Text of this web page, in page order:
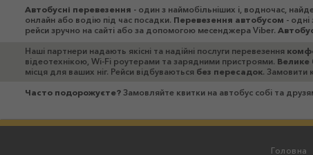
Автобусні перевезення - один з наймобільніших і, водночас,
онлайн або водію під час посадки. Перевезення автобусом - одні
рейси зручно на сайті або за допомогою месенджера Viber.
Наші партнери надають якісні та надійні послуги перевезення
відеотехнікою, Wi-Fi роутерами та зарядними пристроями. Велике
місця для ваших ніг. Рейси відбуваються без пересадок. Замовити
Часто подорожуєте? Замовляйте квитки на автобус собі та
Головна